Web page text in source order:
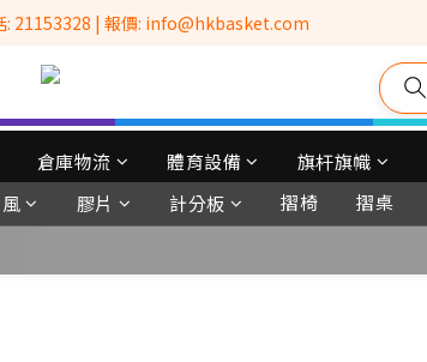
設備租售及採購服務供應商
: 21153328 | 報價: info@hkbasket.com
設備租售及採購服務供應商
倉庫物流 體育設備 旗杆旗幟
膠片 計分板 摺椅 摺桌